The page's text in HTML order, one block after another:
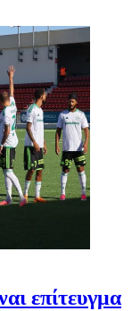
επίτευγμα